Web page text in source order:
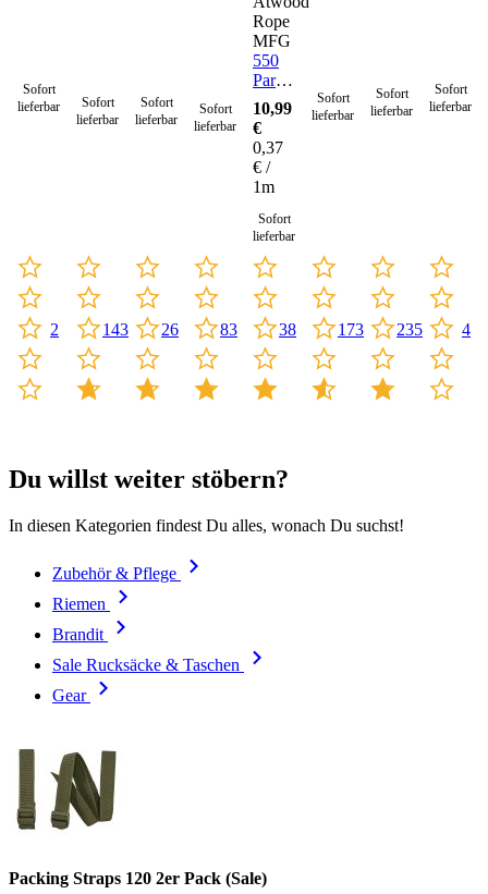
Sofort
lieferbar
2
Sofort
lieferbar
143
Sofort
lieferbar
26
Sofort
lieferbar
83
Rope
MFG
550
Paracord
Seil 4
mm -
30
Meter
10,99
€
0,37
€ /
1m
Sofort
lieferbar
38
Sofort
lieferbar
173
Sofort
lieferbar
235
Sofort
lieferbar
4
Du willst weiter stöbern?
In diesen Kategorien findest Du alles, wonach Du suchst!
Zubehör & Pflege
Riemen
Brandit
Sale Rucksäcke & Taschen
Gear
Packing Straps 120 2er Pack (Sale)